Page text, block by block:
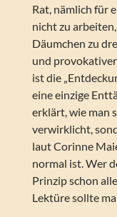
Rat, nämlich für
nicht zu
Däumchen zu
und
ist die
eine einzige
erklärt, wie man
verwirklicht,
laut Corinne
normal ist. Wer
Prinzip schon
Lektüre sollte